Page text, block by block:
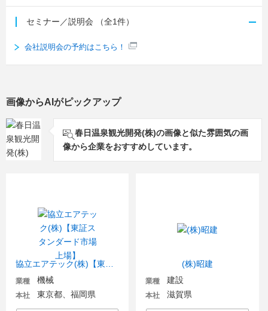
セミナー／説明会 （全1件）
会社説明会の予約はこちら！
画像からAIがピックアップ
春日温泉観光開発(株)の画像と似た雰囲気の画
像から企業をおすすめしています。
業種 機械
本社 東京都、福岡県
(株)昭建
業種 建設
本社 滋賀県